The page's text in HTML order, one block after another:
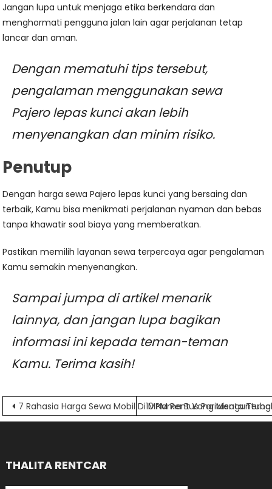
Jangan lupa untuk menjaga etika berkendara dan
menghormati pengguna jalan lain agar perjalanan tetap
lancar dan aman.
Dengan mematuhi tips tersebut,
pengalaman menggunakan sewa
Pajero lepas kunci akan lebih
menyenangkan dan minim risiko.
Penutup
Dengan harga sewa Pajero lepas kunci yang bersaing dan
terbaik, Kamu bisa menikmati perjalanan nyaman dan bebas
tanpa khawatir soal biaya yang memberatkan.
Pastikan memilih layanan sewa terpercaya agar pengalaman
Kamu semakin menyenangkan.
Sampai jumpa di artikel menarik
lainnya, dan jangan lupa bagikan
informasi ini kepada teman-teman
Kamu. Terima kasih!
Navigasi
pos
7 Rahasia Harga Sewa Mobil Di MPM Rent Yang
10 Nama Bus Pariwisata
THALITA RENTCAR